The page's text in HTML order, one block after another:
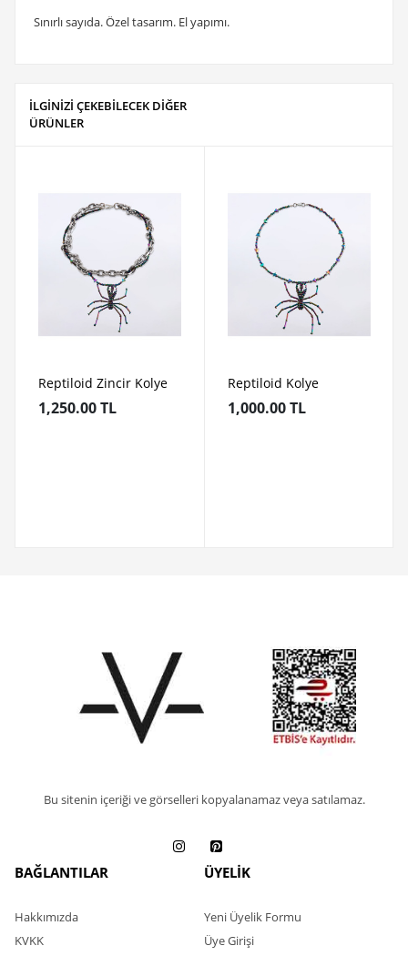
Sınırlı sayıda. Özel tasarım. El yapımı.
İLGİNİZİ ÇEKEBİLECEK DİĞER
ÜRÜNLER
Reptiloid Zincir Kolye
1,250.00 TL
Reptiloid Kolye
1,000.00 TL
Bu sitenin içeriği ve görselleri kopyalanamaz veya satılamaz.
BAĞLANTILAR
Hakkımızda
KVKK
ÜYELİK
Yeni Üyelik Formu
Üye Girişi